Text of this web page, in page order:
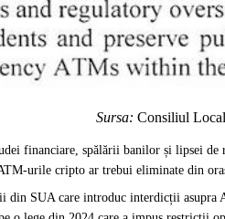
Sursa: Consiliul
financiare, spălării banilor și lipsei
urile cripto ar trebui eliminate din
SUA care introduc interdicții